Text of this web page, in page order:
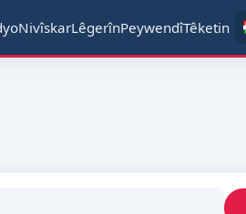
NivîskarLêgerînPeywendîTêketin